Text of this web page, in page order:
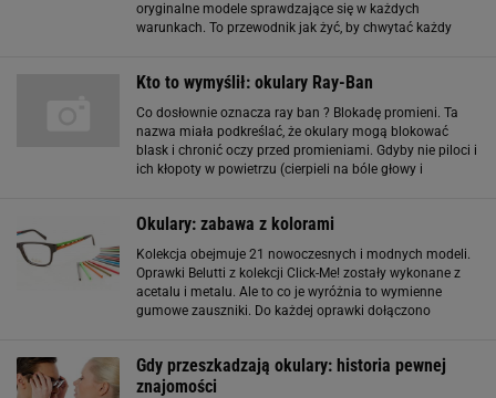
oryginalne modele sprawdzające się w każdych
warunkach. To przewodnik jak żyć, by chwytać każdy
Kto to wymyślił: okulary Ray-Ban
Co dosłownie oznacza ray ban ? Blokadę promieni. Ta
nazwa miała podkreślać, że okulary mogą blokować
blask i chronić oczy przed promieniami. Gdyby nie piloci i
ich kłopoty w powietrzu (cierpieli na bóle głowy i
Okulary: zabawa z kolorami
Kolekcja obejmuje 21 nowoczesnych i modnych modeli.
Oprawki Belutti z kolekcji Click-Me! zostały wykonane z
acetalu i metalu. Ale to co je wyróżnia to wymienne
gumowe zauszniki. Do każdej oprawki dołączono
Gdy przeszkadzają okulary: historia pewnej
znajomości